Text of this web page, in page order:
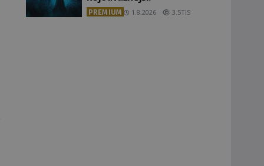
PREMIUM 1.8.2026 3.5TIS